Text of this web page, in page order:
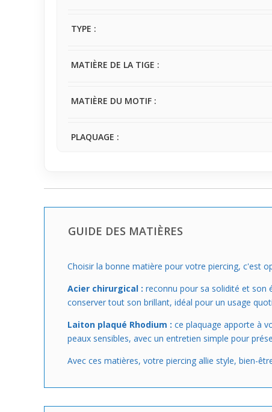
TYPE :
MATIÈRE DE LA TIGE :
MATIÈRE DU MOTIF :
PLAQUAGE :
GUIDE DES MATIÈRES
Choisir la bonne matière pour votre piercing, c'est
Acier chirurgical : reconnu pour sa solidité et son
conserver tout son brillant, idéal pour un usage
Laiton plaqué Rhodium : ce plaquage apporte à
peaux sensibles, avec un entretien simple pour
Avec ces matières, votre piercing allie style, bien-